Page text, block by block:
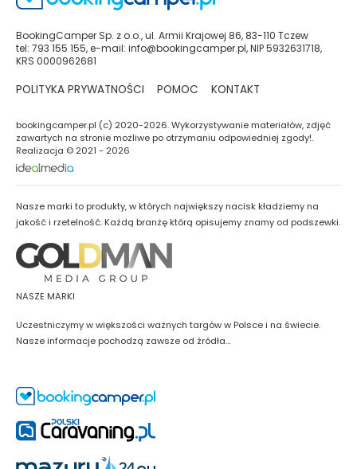
BookingCamper Sp. z o.o., ul. Armii Krajowej 86, 83-110 Tczew
tel: 793 155 155, e-mail: info@bookingcamper.pl, NIP 5932631718,
KRS 0000962681
POLITYKA PRYWATNOŚCI POMOC KONTAKT
bookingcamper.pl (c) 2020-2026. Wykorzystywanie materiałów, zdjęć
zawartych na stronie możliwe po otrzymaniu odpowiedniej zgody!.
Realizacja © 2021 - 2026
Nasze marki to produkty, w których największy nacisk kładziemy na
jakość i rzetelność. Każdą branżę którą opisujemy znamy od podszewki.
NASZE MARKI
Uczestniczymy w większości ważnych targów w Polsce i na świecie.
Nasze informacje pochodzą zawsze od źródła...